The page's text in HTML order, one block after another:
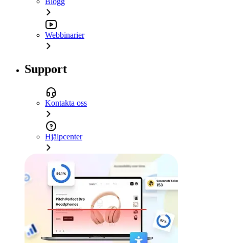
Webbinarier
Support
Kontakta oss
Hjälpcenter